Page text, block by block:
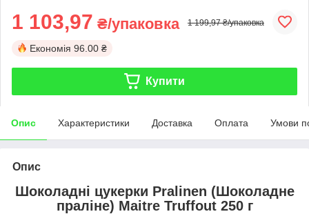
1 103,97 ₴/упаковка 1 199,97 ₴/упаковка
Економія 96.00 ₴
Купити
Опис Характеристики Доставка Оплата Умови
Опис
Шоколадні цукерки Pralinen (Шоколадне
праліне) Maitre Truffout 250 г